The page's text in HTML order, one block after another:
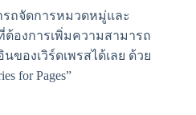
รถจัดการหมวดหมู่และ
องการเพิ่มความสามารถ
องเวิร์ดเพรสได้เลย ด้วย
for Pages”